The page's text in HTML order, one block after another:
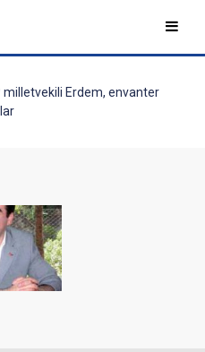
milletvekili Erdem, envanter